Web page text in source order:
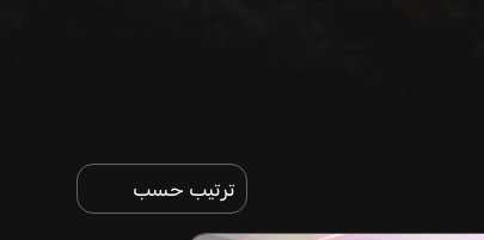
ترتيب حسب